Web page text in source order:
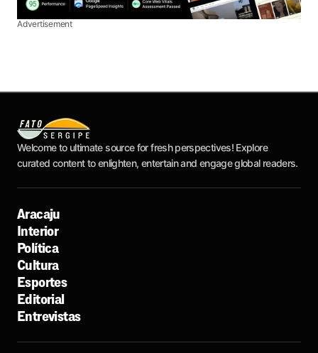
Advertisement
Welcome to ultimate source for fresh perspectives! Explore
curated content to enlighten, entertain and engage global readers.
Aracaju
Interior
Política
Cultura
Esportes
Editorial
Entrevistas